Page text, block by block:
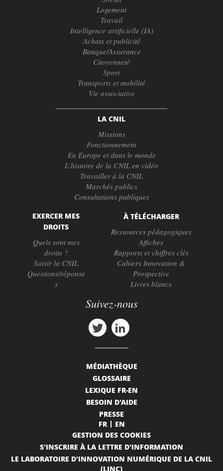
Logement
Travail
Intelligence artificielle (IA)
Achats et publicité
Banque/Assurance
Citoyenneté
Sport
Transports et mobilité
Vie associative
LA CNIL
Missions
Fonctionnement
En Europe et dans le monde
L’histoire de la CNIL en vidéo
Travailler à la CNIL
Marchés publics
Consultations publiques
EXERCER MES
DROITS
Quels sont mes
droits ?
Saisir la CNIL
Questions/réponse
s
À TÉLÉCHARGER
Ressources pédagogiques
Affiches
Rapports et chiffres clés
Cahiers Innovation &
Prospective
Livres blancs
Suivez-nous
MÉDIATHÈQUE
GLOSSAIRE
LEXIQUE FR-EN
BESOIN D'AIDE
PRESSE
FR
EN
GESTION DES COOKIES
S'INSCRIRE À LA LETTRE D'INFORMATION
LE LABORATOIRE D'INNOVATION NUMÉRIQUE DE LA CNIL
(LINC)